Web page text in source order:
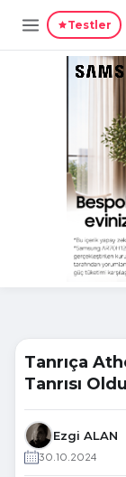
Testler
Tanrıça
Tanrısı
Ezgi ALAN
30.10.2024